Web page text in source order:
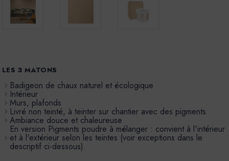
LES 3 MATONS
Badigeon de chaux naturel et écologique
Intérieur
Murs, plafonds
Livré non teinté, à teinter sur chantier avec des pigments
Ambiance douce et chaleureuse
En version Pigments poudre à mélanger : convient à l'intérieur
et à l'extérieur selon les teintes (voir exceptions dans le
descriptif ci-dessous).